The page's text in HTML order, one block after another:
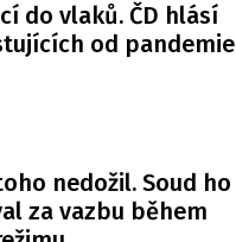
do vlaků. ČD hlásí
od pandemie
nedožil. Soud ho
za vazbu během